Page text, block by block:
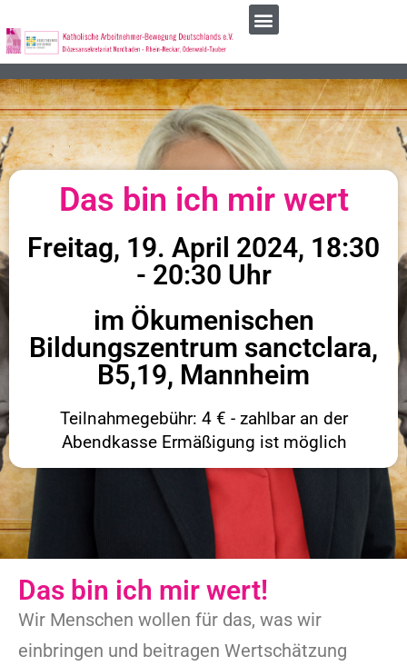
Das bin ich mir wert
Freitag, 19. April 2024, 18:30
- 20:30 Uhr
im Ökumenischen
Bildungszentrum sanctclara,
B5,19, Mannheim
Teilnahmegebühr: 4 € - zahlbar an der
Abendkasse Ermäßigung ist möglich
Das bin ich mir wert!
Wir Menschen wollen für das, was wir
einbringen und beitragen Wertschätzung